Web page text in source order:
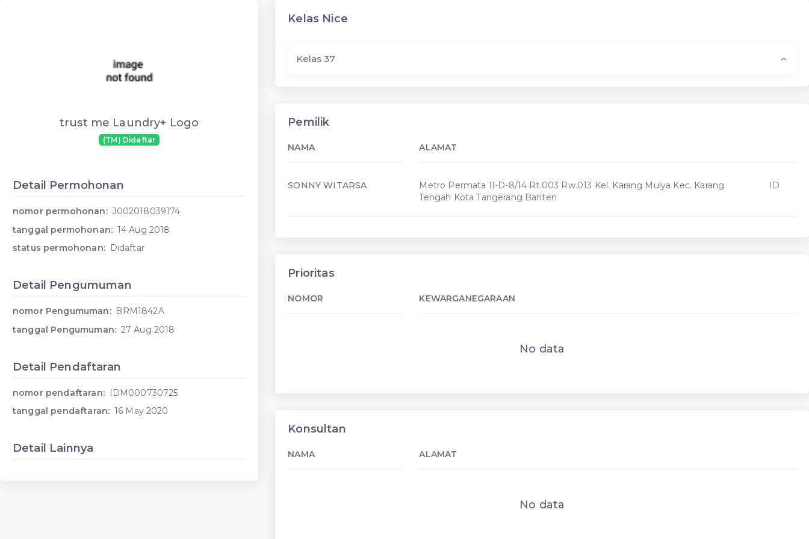
trust me Laundry+ Logo
(TM) Didaftar
Detail Permohonan
nomor permohonan: J002018039174
tanggal permohonan: 14 Aug 2018
status permohonan: Didaftar
Detail Pengumuman
nomor Pengumuman: BRM1842A
tanggal Pengumuman: 27 Aug 2018
Detail Pendaftaran
nomor pendaftaran: IDM000730725
tanggal pendaftaran: 16 May 2020
Detail Lainnya
Kelas Nice
Kelas 37
Pemilik
NAMA ALAMAT
SONNY WITARSA
Metro Permata II-D-8/14 Rt.003 Rw.013 Kel. Karang Mulya Kec. Karang
Tengah Kota Tangerang Banten
ID
Prioritas
NOMOR KEWARGANEGARAAN
No data
Konsultan
NAMA ALAMAT
No data